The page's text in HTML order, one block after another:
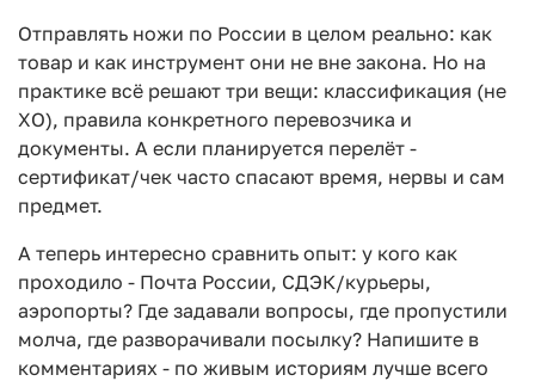
Отправлять ножи по России в целом реально: как
товар и как инструмент они не вне закона. Но на
практике всё решают три вещи: классификация (не
ХО), правила конкретного перевозчика и
документы. А если планируется перелёт -
сертификат/чек часто спасают время, нервы и сам
предмет.
А теперь интересно сравнить опыт: у кого как
проходило - Почта России, СДЭК/курьеры,
аэропорты? Где задавали вопросы, где пропустили
молча, где разворачивали посылку? Напишите в
комментариях - по живым историям лучше всего